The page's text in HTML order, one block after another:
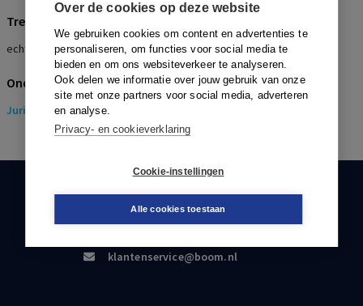
Over de cookies op deze website
We gebruiken cookies om content en advertenties te
personaliseren, om functies voor social media te
bieden en om ons websiteverkeer te analyseren.
Ook delen we informatie over jouw gebruik van onze
site met onze partners voor social media, adverteren
en analyse.
Privacy- en cookieverklaring
Cookie-instellingen
Alle cookies toestaan
Trefwoorden
echtscheiding, Engels recht, verdeling woning, pensioenverdeling
Onderwerpen
Juridisch> Pensioenrecht
KLANTENSERVICE
088-0301000
klantenservice@boom.nl